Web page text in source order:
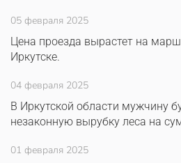
05 февраля 2025
Цена проезда вырастет на
Иркутске.
04 февраля 2025
В Иркутской области мужчину
незаконную вырубку леса на
01 февраля 2025